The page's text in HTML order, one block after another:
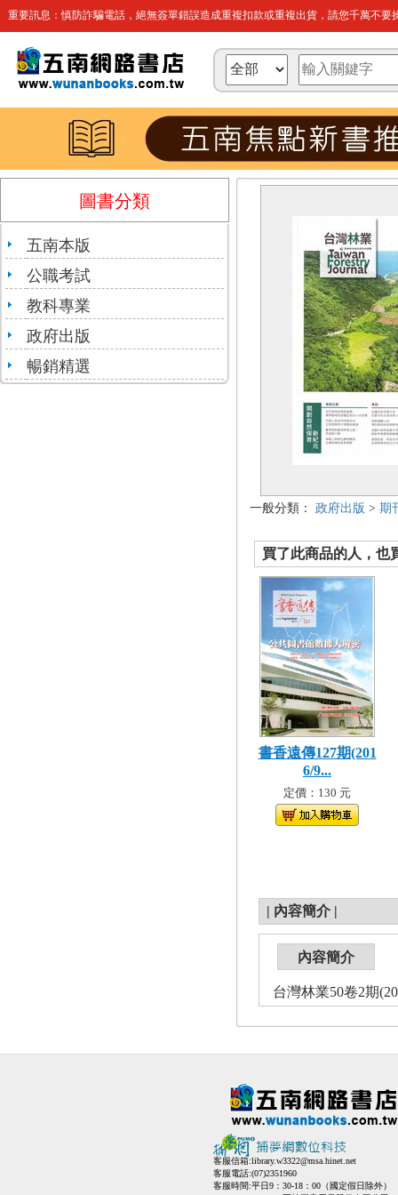
重要訊息：慎防詐騙電話，絕無簽單錯誤造成重複扣款或重複出貨，請您千萬不要
圖書分類
五南本版
公職考試
教科專業
政府出版
暢銷精選
一般分類： 政府出版 > 期
買了此商品的人，也
書香遠傳127期(201
6/9...
定價：130 元
| 內容簡介 |
內容簡介
台灣林業50卷2期
客服信箱:library.w3322@msa.hinet.net
客服電話:(07)2351960
客服時間:平日9：30-18：00（國定假日除外）